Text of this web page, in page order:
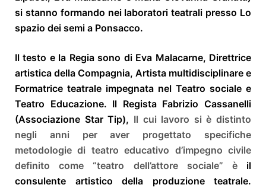
si stanno formando nei laboratori teatrali presso Lo
spazio dei semi a Ponsacco.
Il testo e la Regia sono di Eva Malacarne, Direttrice
artistica della Compagnia, Artista multidisciplinare e
Formatrice teatrale impegnata nel Teatro sociale e
Teatro Educazione. Il Regista Fabrizio Cassanelli
(Associazione Star Tip), Il cui lavoro siè distinto
negli anni per aver progettato specifiche
metodologie di teatro educativo d’impegno civile
definito come “teatro dell’attore sociale” èil
consulente artistico della produzione teatrale.